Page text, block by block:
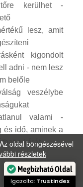
kerülhet -
lesz, amit
kigondolt
adni - nem lesz
belőle
veszélybe
valami -
és idő, aminek a
kárát
átgondolod,
oldal böngészésével
részletek
Megbízható Oldal